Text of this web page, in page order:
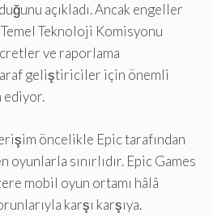
açıkladı. Ancak engeller
Temel Teknoloji Komisyonu
ve raporlama
geliştiriciler için önemli
ediyor.
öncelikle Epic tarafından
sınırlıdır. Epic Games
mobil oyun ortamı hâlâ
karşı karşıya.